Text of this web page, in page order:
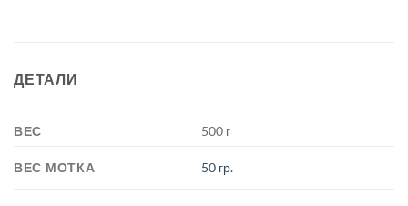
ДЕТАЛИ
ВЕС 500 г
ВЕС МОТКА 50 гр.